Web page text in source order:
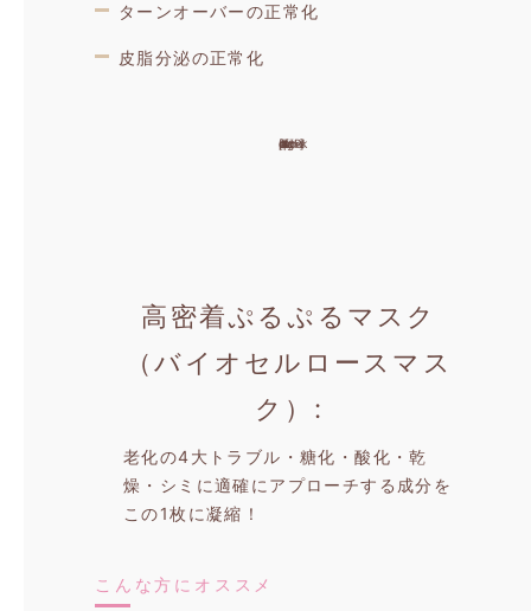
ターンオーバーの正常化
皮脂分泌の正常化
[callphp file='svg/iconPack']
高密着ぷるぷるマスク
（バイオセルロースマス
ク）
老化の4大トラブル・糖化・酸化・乾
燥・シミに適確にアプローチする成分を
この1枚に凝縮！
こんな方にオススメ